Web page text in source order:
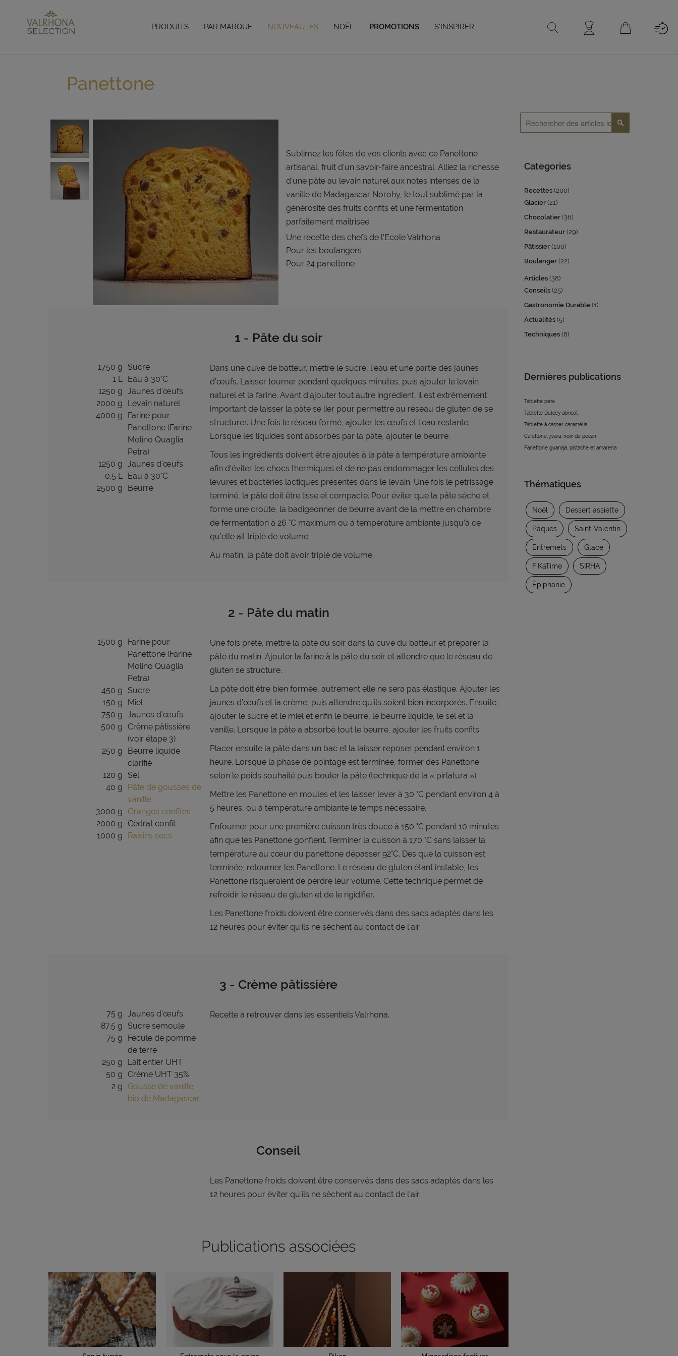
PRODUITS PAR MARQUE NOUVEAUTÉS NOËL PROMOTIONS S'INSPIRER
Panettone
Sublimez les fêtes de vos clients avec ce Panettone
artisanal, fruit d'un savoir-faire ancestral. Alliez la richesse
d'une pâte au levain naturel aux notes intenses de la
vanille de Madagascar Norohy, le tout sublimé par la
générosité des fruits confits et une fermentation
parfaitement maîtrisée.
Une recette des chefs de l'Ecole Valrhona.
Pour les boulangers
Pour 24 panettone
1 - Pâte du soir
1750 g
Sucre
1 L Eau à 30°C
1250 g Jaunes d'œufs
2000 g
Levain naturel
4000 g
Farine pour
Panettone (Farine
Molino Quaglia
Petra)
1250 g Jaunes d'œufs
0.5 L Eau à 30°C
2500 g
Beurre
Dans une cuve de batteur, mettre le sucre, l’eau et une partie des jaunes
d’œufs. Laisser tourner pendant quelques minutes, puis ajouter le levain
naturel et la farine. Avant d’ajouter tout autre ingrédient, il est extrêmement
important de laisser la pâte se lier pour permettre au réseau de gluten de se
structurer. Une fois le réseau formé, ajouter les œufs et l’eau restante.
Lorsque les liquides sont absorbés par la pâte, ajouter le beurre.
Tous les ingrédients doivent être ajoutés à la pâte à température ambiante
afin d’éviter les chocs thermiques et de ne pas endommager les cellules des
levures et bactéries lactiques présentes dans le levain. Une fois le pétrissage
terminé, la pâte doit être lisse et compacte. Pour éviter que la pâte sèche et
forme une croûte, la badigeonner de beurre avant de la mettre en chambre
de fermentation à 26 °C maximum ou à température ambiante jusqu’à ce
qu’elle ait triplé de volume.
Au matin, la pâte doit avoir triplé de volume.
2 - Pâte du matin
1500 g
Farine pour
Panettone (Farine
Molino Quaglia
Petra)
450 g
Sucre
150 g
Miel
750 g Jaunes d'œufs
500 g Crème pâtissière
(voir étape 3)
250 g
Beurre liquide
clarifié
120 g
Sel
40 g
Pâte de gousses de
vanille
3000 g Oranges confites
2000 g Cédrat confit
1000 g
Raisins secs
Une fois prête, mettre la pâte du soir dans la cuve du batteur et préparer la
pâte du matin. Ajouter la farine à la pâte du soir et attendre que le réseau de
gluten se structure.
La pâte doit être bien formée, autrement elle ne sera pas élastique. Ajouter les
jaunes d’œufs et la crème, puis attendre qu’ils soient bien incorporés. Ensuite,
ajouter le sucre et le miel et enfin le beurre, le beurre liquide, le sel et la
vanille. Lorsque la pâte a absorbé tout le beurre, ajouter les fruits confits.
Placer ensuite la pâte dans un bac et la laisser reposer pendant environ 1
heure. Lorsque la phase de pointage est terminée, former des Panettone
selon le poids souhaité puis bouler la pâte (technique de la « pirlatura »).
Mettre les Panettone en moules et les laisser lever à 30 °C pendant environ 4 à
5 heures, ou à température ambiante le temps nécessaire.
Enfourner pour une première cuisson très douce à 150 °C pendant 10 minutes
afin que les Panettone gonflent. Terminer la cuisson à 170 °C sans laisser la
température au cœur du panettone dépasser 92°C. Dès que la cuisson est
terminée, retourner les Panettone. Le réseau de gluten étant instable, les
Panettone risqueraient de perdre leur volume. Cette technique permet de
refroidir le réseau de gluten et de le rigidifier.
Les Panettone froids doivent être conservés dans des sacs adaptés dans les
12 heures pour éviter qu’ils ne sèchent au contact de l’air.
3 - Crème pâtissière
75 g Jaunes d'œufs
87.5 g
Sucre semoule
75 g
Fécule de pomme
de terre
250 g
Lait entier UHT
50 g Crème UHT 35%
2 g Gousse de vanille
bio de Madagascar
Recette à retrouver dans les essentiels Valrhona.
Conseil
Les Panettone froids doivent être conservés dans des sacs adaptés dans les
12 heures pour éviter qu’ils ne sèchent au contact de l’air.
Publications associées
Rechercher
Rechercher
Categories
Recettes(200)
Glacier(21)
Chocolatier(36)
Restaurateur(29)
Pâtissier(100)
Boulanger(22)
Articles(38)
Conseils(25)
Gastronomie Durable(1)
Actualités(5)
Techniques(8)
Dernières publications
Tablette peta
Tablette Dulcey abricot
Tablette à casser caramélia
Cafettone, jivara, noix de pécan
Panettone guanaja, pistache et amarena
Thématiques
Noël Dessert assiette
Pâques Saint-Valentin
Entremets Glace
FiKaTime SIRHA
Épiphanie